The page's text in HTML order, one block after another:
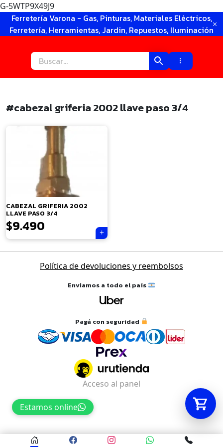
G-5WTP9X49J9
Ferretería Varona - Gas, Pinturas, Materiales Eléctricos,
Ferretería, Herramientas, Jardin, Repuestos, Iluminación
#cabezal griferia 2002 llave paso 3/4
CABEZAL GRIFERIA 2002
LLAVE PASO 3/4
$9.490
Política de devoluciones y reembolsos
Enviamos a todo el país
Pagá con seguridad
Estamos online
Acceso al panel
Tu carrito está vacío.
Agregá un producto y aparecerá acá